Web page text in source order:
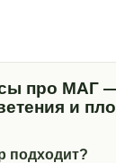
про МАГ
и
подходит?